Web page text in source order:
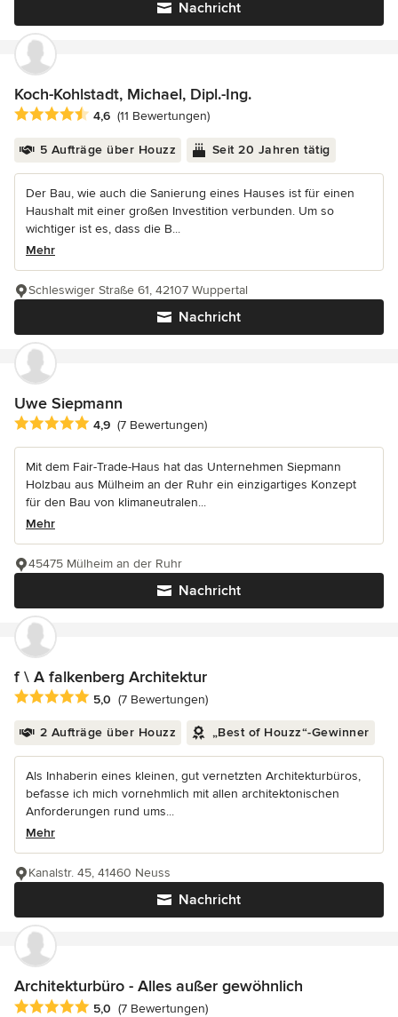
Nachricht
Koch-Kohlstadt, Michael, Dipl.-Ing.
Durchschnittliche Bewertung: 4.6 von 5 Sternen
4,6 (11 Bewertungen)
5 Aufträge über Houzz Seit 20 Jahren tätig
Der Bau, wie auch die Sanierung eines Hauses ist für einen
Haushalt mit einer großen Investition verbunden. Um so
wichtiger ist es, dass die B...
Mehr
Nachricht
Schleswiger Straße 61, 42107 Wuppertal
Uwe Siepmann
Durchschnittliche Bewertung: 4.9 von 5 Sternen
4,9 (7 Bewertungen)
Mit dem Fair-Trade-Haus hat das Unternehmen Siepmann
Holzbau aus Mülheim an der Ruhr ein einzigartiges Konzept
für den Bau von klimaneutralen...
Mehr
Nachricht
45475 Mülheim an der Ruhr
f \ A falkenberg Architektur
Durchschnittliche Bewertung: 5 von 5 Sternen
5,0 (7 Bewertungen)
2 Aufträge über Houzz „Best of Houzz“-Gewinner
Als Inhaberin eines kleinen, gut vernetzten Architekturbüros,
befasse ich mich vornehmlich mit allen architektonischen
Anforderungen rund ums...
Mehr
Nachricht
Kanalstr. 45, 41460 Neuss
Architekturbüro - Alles außer gewöhnlich
Durchschnittliche Bewertung: 5 von 5 Sternen
5,0 (7 Bewertungen)